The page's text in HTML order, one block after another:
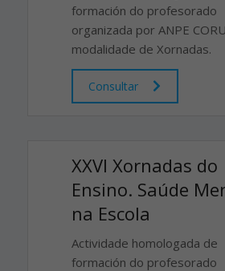
formación do profesorado
organizada por ANPE
modalidade de Xornadas.
Consultar
XXVI Xornadas do
Ensino. Saúde
na Escola
Actividade homologada de
formación do profesorado